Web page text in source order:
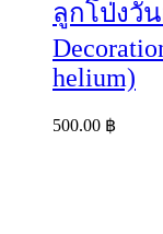
ลูกโป่งวั
helium)
500.00 ฿